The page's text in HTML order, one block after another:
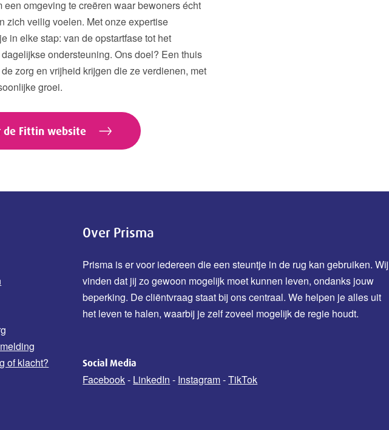
een omgeving te creëren waar bewoners écht
zich veilig voelen. Met onze expertise
in elke stap: van de opstartfase tot het
ondersteuning. Ons doel? Een thuis
zorg en vrijheid krijgen die ze verdienen, met
groei.
de Fittin website
of klacht?
Over Prisma
Prisma is er voor iedereen die een steuntje in de rug kan gebruiken. Wij
vinden dat jij zo gewoon mogelijk moet kunnen leven, ondanks jouw
beperking. De cliëntvraag staat bij ons centraal. We helpen je alles uit
het leven te halen, waarbij je zelf zoveel mogelijk de regie houdt.
Social Media
Facebook- LinkedIn - Instagram-TikTok